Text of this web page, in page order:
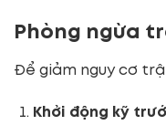
Phòng ngừa
Để giảm nguy cơ
Khởi động kỹ